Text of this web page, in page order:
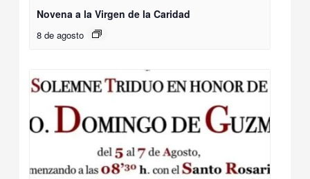
Novena a la Virgen de la Caridad
8 de agosto